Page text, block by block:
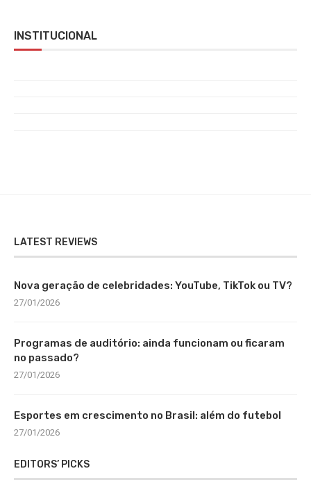
INSTITUCIONAL
LATEST REVIEWS
Nova geração de celebridades: YouTube, TikTok ou TV?
27/01/2026
Programas de auditório: ainda funcionam ou ficaram
no passado?
27/01/2026
Esportes em crescimento no Brasil: além do futebol
27/01/2026
EDITORS’ PICKS